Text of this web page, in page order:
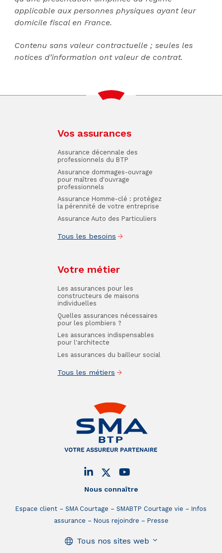
applicable aux personnes physiques ayant leur
domicile fiscal en France.
Contenu sans valeur contractuelle ; seules les
notices d’information ont valeur de contrat.
Nous connaître
Espace client SMA Courtage SMABTP Courtage vie
Infos
assurance
Nous rejoindre Presse
Tous nos sites web
Vos assurances
Assurance décennale des
professionnels du BTP
Assurance dommages-ouvrage
pour maîtres d'ouvrage
professionnels
Assurance Homme-clé : protégez
la pérennité de votre entreprise
Assurance Auto des Particuliers
Tous les besoins
Votre métier
Les assurances pour les
constructeurs de maisons
individuelles
Quelles assurances nécessaires
pour les plombiers ?
Les assurances indispensables
pour l'architecte
Les assurances du bailleur social
Tous les métiers